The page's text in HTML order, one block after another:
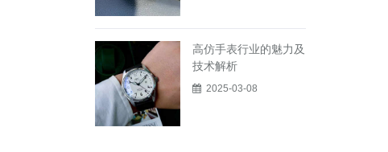
高仿手表行业的魅力及
技术解析
2025-03-08